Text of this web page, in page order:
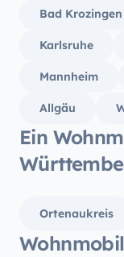
Bad Krozingen
Karlsruhe
Mannheim
Allgäu
Ein
Ortenaukreis